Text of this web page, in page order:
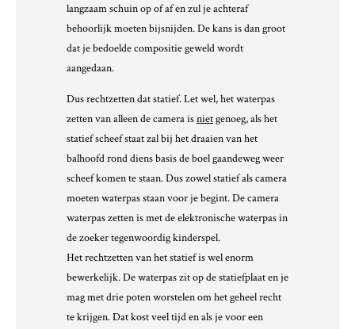
langzaam schuin op of af en zul je achteraf
behoorlijk moeten bijsnijden. De kans is dan groot
dat je bedoelde compositie geweld wordt
aangedaan.
Dus rechtzetten dat statief. Let wel, het waterpas
zetten van alleen de camera isnietgenoeg, als het
statief scheef staat zal bij het draaien van het
balhoofd rond diens basis de boel gaandeweg weer
scheef komen te staan. Dus zowel statief als camera
moeten waterpas staan voor je begint. De camera
waterpas zetten is met de elektronische waterpas in
de zoeker tegenwoordig kinderspel.
Het rechtzetten van het statief is wel enorm
bewerkelijk. De waterpas zit op de statiefplaat en je
mag met drie poten worstelen om het geheel recht
te krijgen. Dat kost veel tijd en als je voor een